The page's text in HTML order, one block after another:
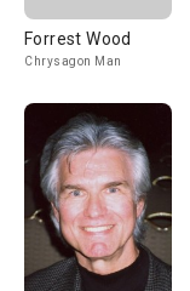
Forrest Wood
Chrysagon Man